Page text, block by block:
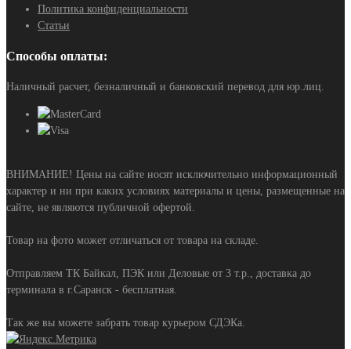
Политика конфиденциальности
Статьи
Способы оплаты:
Наличный расчет, безналичный и банковский перевод для юр.лиц.
ВНИМАНИЕ! Цены на сайте носят исключительно информационный
характер и ни при каких условиях материалы и цены, размещенные на
сайте, не являются публичной офертой.
Товар на фото может отличаться от товара на складе.
Отправляем ТК Байкал, ПЭК или Деловые от 3 т.р., доставка до
терминала в г.Саранск - бесплатная.
Так же вы можете забрать товар курьером СДЭКа.